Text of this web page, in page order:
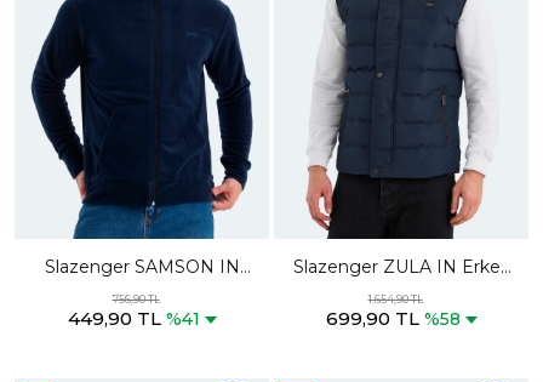
Slazenger SAMSON IN
Erkek Fermuarlı Kapüşonlu
Cepli Lacivert Polar
756,90 TL
449,90 TL %41
Slazenger ZULA IN Erkek
Şişme Lacivert Yelek
1.654,90 TL
699,90 TL %58